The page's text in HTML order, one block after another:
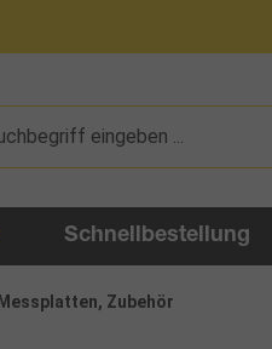
Schnellbestellung
Messplatten, Zubehör